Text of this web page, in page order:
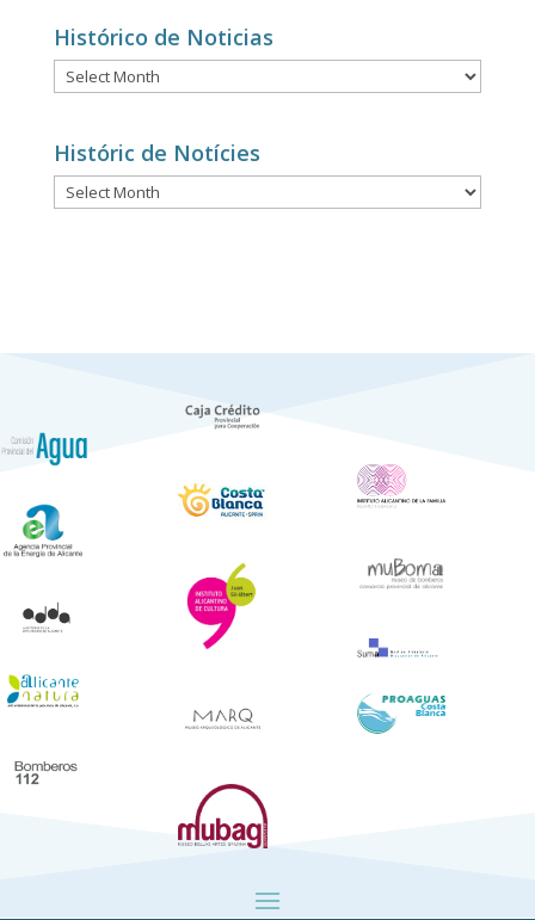
Histórico de Noticias
Histórico
de
Históric de Notícies
Históric
de